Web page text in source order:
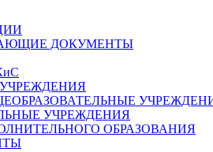
ДОКУМЕНТЫ
УЧРЕЖДЕНИЯ
ОБРАЗОВАНИЯ